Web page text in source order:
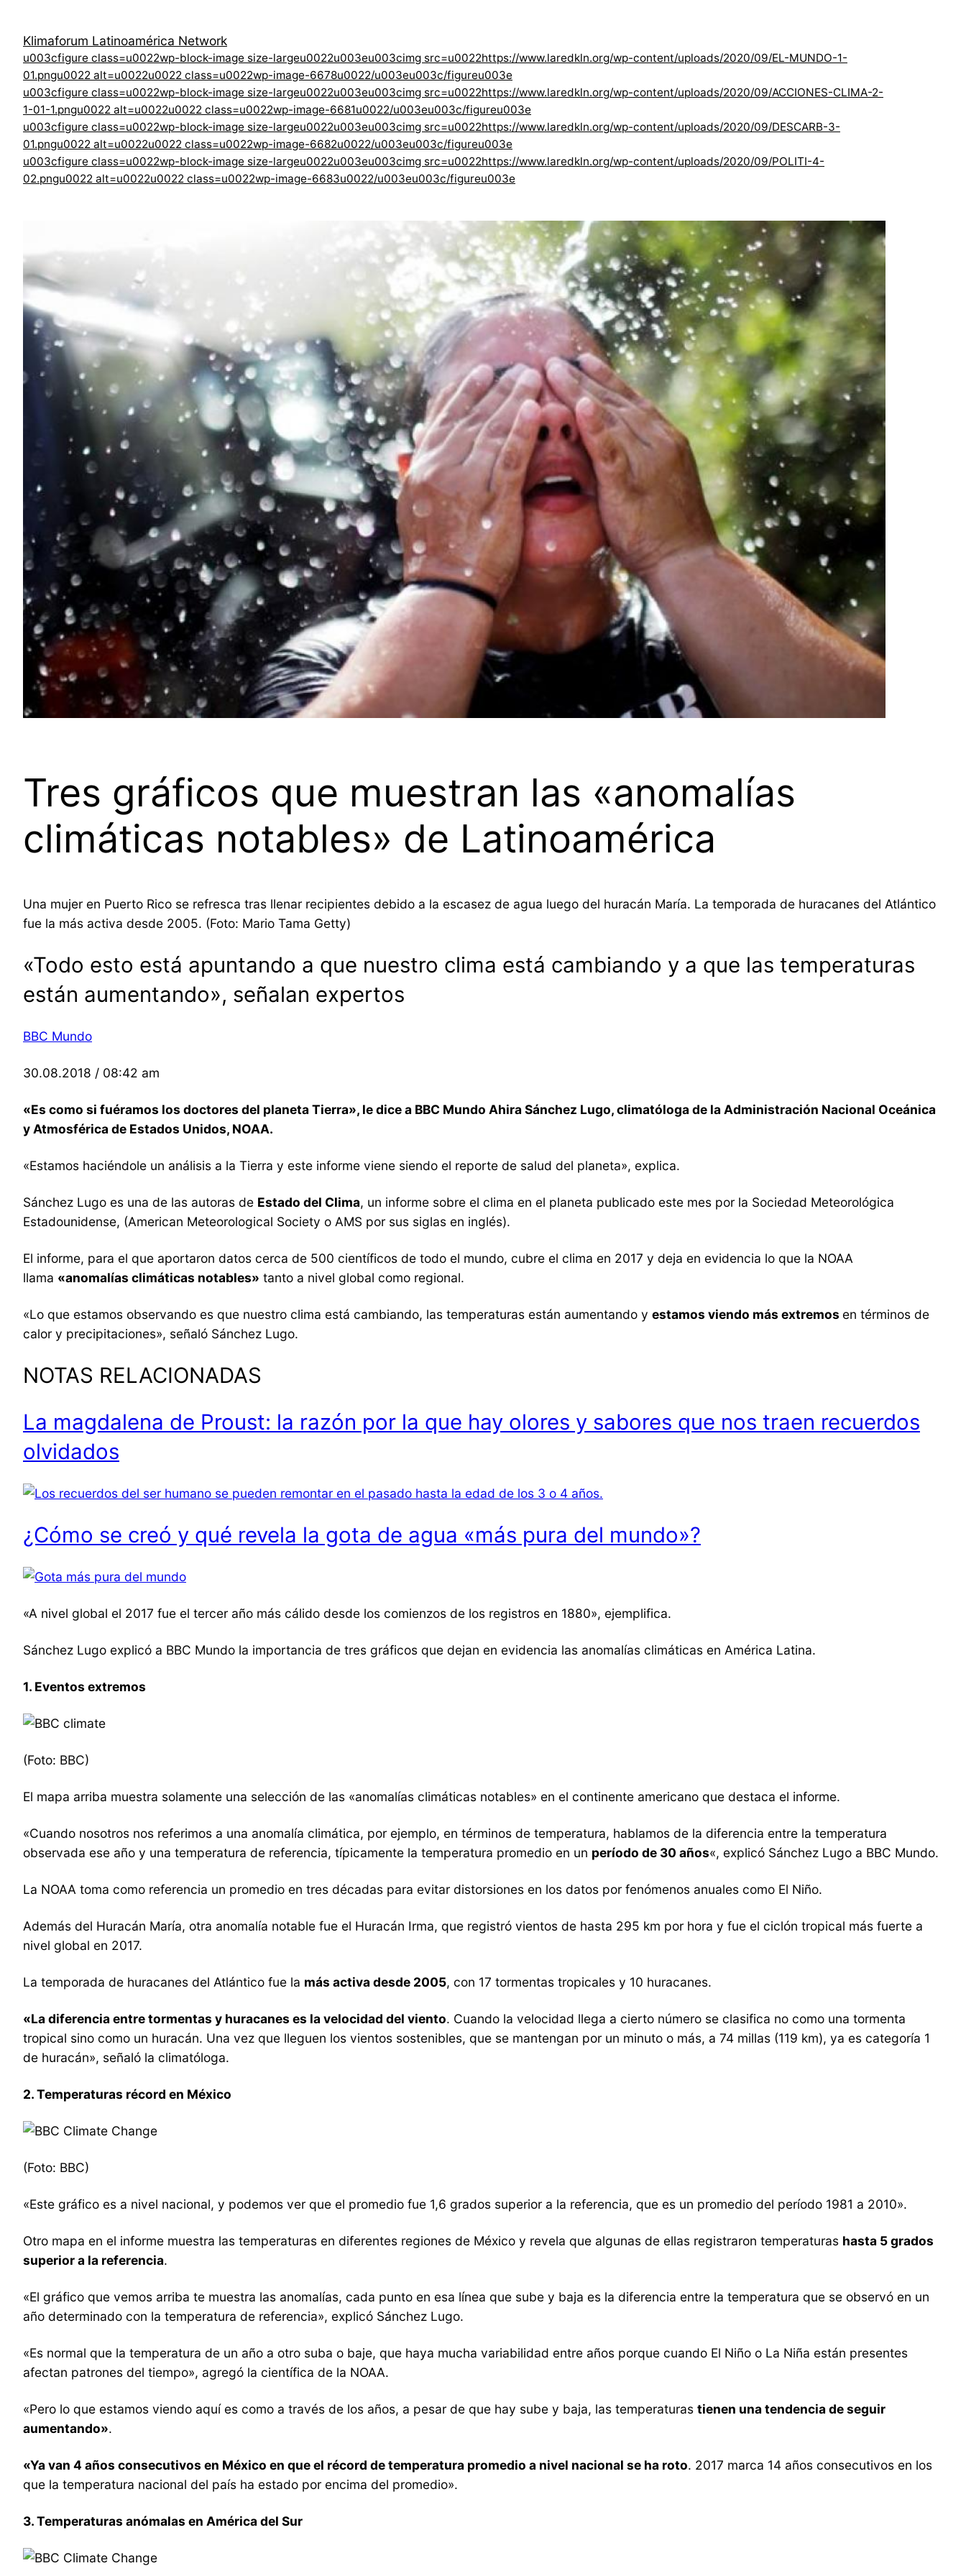
contenido
Klimaforum Latinoamérica Network
u003cfigure class=u0022wp-block-image size-largeu0022u003eu003cimg src=u0022https://www.laredkln.org/wp-content/uploads/2020/09/EL-MUNDO-1-
01.pngu0022 alt=u0022u0022 class=u0022wp-image-6678u0022/u003eu003c/figureu003e
u003cfigure class=u0022wp-block-image size-largeu0022u003eu003cimg src=u0022https://www.laredkln.org/wp-content/uploads/2020/09/ACCIONES-CLIMA-2-
1-01-1.pngu0022 alt=u0022u0022 class=u0022wp-image-6681u0022/u003eu003c/figureu003e
u003cfigure class=u0022wp-block-image size-largeu0022u003eu003cimg src=u0022https://www.laredkln.org/wp-content/uploads/2020/09/DESCARB-3-
01.pngu0022 alt=u0022u0022 class=u0022wp-image-6682u0022/u003eu003c/figureu003e
u003cfigure class=u0022wp-block-image size-largeu0022u003eu003cimg src=u0022https://www.laredkln.org/wp-content/uploads/2020/09/POLITI-4-
02.pngu0022 alt=u0022u0022 class=u0022wp-image-6683u0022/u003eu003c/figureu003e
Tres gráficos que muestran las «anomalías
climáticas notables» de Latinoamérica
Una mujer en Puerto Rico se refresca tras llenar recipientes debido a la escasez de agua luego del huracán María. La temporada de huracanes del Atlántico
fue la más activa desde 2005. (Foto: Mario Tama Getty)
«Todo esto está apuntando a que nuestro clima está cambiando y a que las temperaturas
están aumentando», señalan expertos
BBC Mundo
30.08.2018 / 08:42 am
«Es como si fuéramos los doctores del planeta Tierra», le dice a BBC Mundo Ahira Sánchez Lugo, climatóloga de la Administración Nacional Oceánica
y Atmosférica de Estados Unidos, NOAA.
«Estamos haciéndole un análisis a la Tierra y este informe viene siendo el reporte de salud del planeta», explica.
Sánchez Lugo es una de las autoras de Estado del Clima, un informe sobre el clima en el planeta publicado este mes por la Sociedad Meteorológica
Estadounidense, (American Meteorological Society o AMS por sus siglas en inglés).
El informe, para el que aportaron datos cerca de 500 científicos de todo el mundo, cubre el clima en 2017 y deja en evidencia lo que la NOAA
llama «anomalías climáticas notables» tanto a nivel global como regional.
«Lo que estamos observando es que nuestro clima está cambiando, las temperaturas están aumentando y estamos viendo más extremos en términos de
calor y precipitaciones», señaló Sánchez Lugo.
NOTAS RELACIONADAS
La magdalena de Proust: la razón por la que hay olores y sabores que nos traen recuerdos
olvidados
¿Cómo se creó y qué revela la gota de agua «más pura del mundo»?
«A nivel global el 2017 fue el tercer año más cálido desde los comienzos de los registros en 1880», ejemplifica.
Sánchez Lugo explicó a BBC Mundo la importancia de tres gráficos que dejan en evidencia las anomalías climáticas en América Latina.
1. Eventos extremos
(Foto: BBC)
El mapa arriba muestra solamente una selección de las «anomalías climáticas notables» en el continente americano que destaca el informe.
«Cuando nosotros nos referimos a una anomalía climática, por ejemplo, en términos de temperatura, hablamos de la diferencia entre la temperatura
observada ese año y una temperatura de referencia, típicamente la temperatura promedio en un período de 30 años«, explicó Sánchez Lugo a BBC Mundo.
La NOAA toma como referencia un promedio en tres décadas para evitar distorsiones en los datos por fenómenos anuales como El Niño.
Además del Huracán María, otra anomalía notable fue el Huracán Irma, que registró vientos de hasta 295 km por hora y fue el ciclón tropical más fuerte a
nivel global en 2017.
La temporada de huracanes del Atlántico fue la más activa desde 2005, con 17 tormentas tropicales y 10 huracanes.
«La diferencia entre tormentas y huracanes es la velocidad del viento. Cuando la velocidad llega a cierto número se clasifica no como una tormenta
tropical sino como un huracán. Una vez que lleguen los vientos sostenibles, que se mantengan por un minuto o más, a 74 millas (119 km), ya es categoría 1
de huracán», señaló la climatóloga.
2. Temperaturas récord en México
(Foto: BBC)
«Este gráfico es a nivel nacional, y podemos ver que el promedio fue 1,6 grados superior a la referencia, que es un promedio del período 1981 a 2010».
Otro mapa en el informe muestra las temperaturas en diferentes regiones de México y revela que algunas de ellas registraron temperaturas hasta 5 grados
superior a la referencia.
«El gráfico que vemos arriba te muestra las anomalías, cada punto en esa línea que sube y baja es la diferencia entre la temperatura que se observó en un
año determinado con la temperatura de referencia», explicó Sánchez Lugo.
«Es normal que la temperatura de un año a otro suba o baje, que haya mucha variabilidad entre años porque cuando El Niño o La Niña están presentes
afectan patrones del tiempo», agregó la científica de la NOAA.
«Pero lo que estamos viendo aquí es como a través de los años, a pesar de que hay sube y baja, las temperaturas tienen una tendencia de seguir
aumentando».
«Ya van 4 años consecutivos en México en que el récord de temperatura promedio a nivel nacional se ha roto. 2017 marca 14 años consecutivos en los
que la temperatura nacional del país ha estado por encima del promedio».
3. Temperaturas anómalas en América del Sur